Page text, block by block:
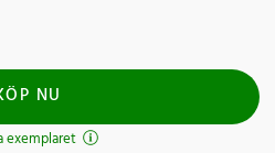
NU
exemplaret